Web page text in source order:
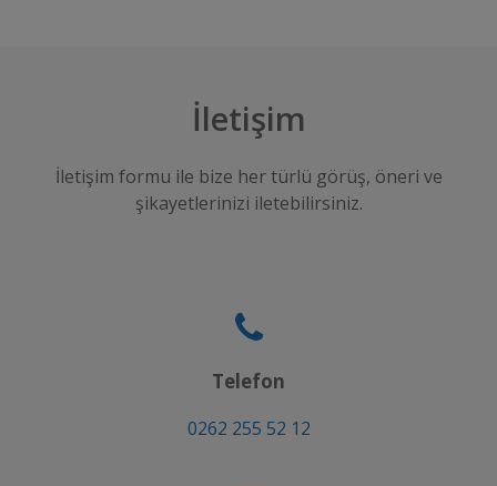
İletişim
İletişim formu ile bize her türlü görüş, öneri ve
şikayetlerinizi iletebilirsiniz.
Telefon
0262 255 52 12